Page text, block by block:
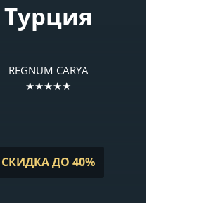
Турция
REGNUM CARYA
★★★★★
СКИДКА ДО 40%